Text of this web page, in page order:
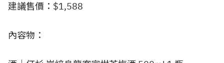
建議售價：$1,588
內容物：